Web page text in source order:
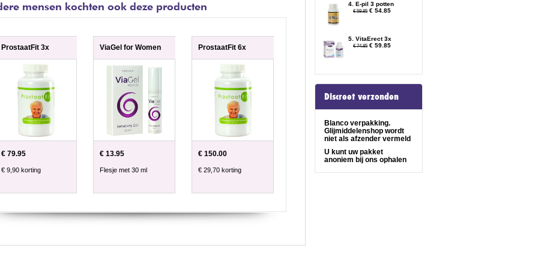
mensen kochten ook deze producten
ProstaatFit 3x
€ 79.95
€ 9,90 korting
ViaGel for Women
€ 13.95
Flesje met 30 ml
ProstaatFit 6x
€ 150.00
€ 29,70 korting
4. E-pil 3 potten
€ 59.85 € 54.85
5. VitaErect 3x
€ 74.85 € 59.85
Discreet verzonden
Blanco verpakking.
Glijmiddelenshop wordt
niet als afzender vermeld
U kunt uw pakket
anoniem bij ons ophalen